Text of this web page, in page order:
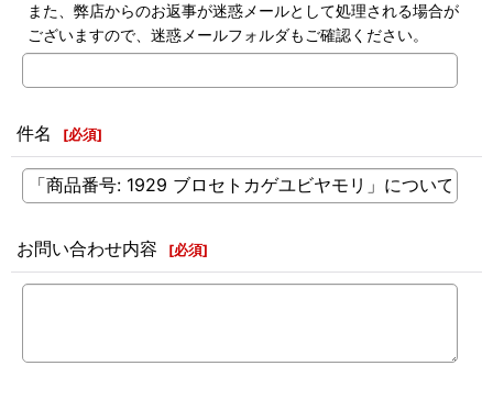
また、弊店からのお返事が迷惑メールとして処理される場合が
ございますので、迷惑メールフォルダもご確認ください。
件名 [必須]
お問い合わせ内容 [必須]